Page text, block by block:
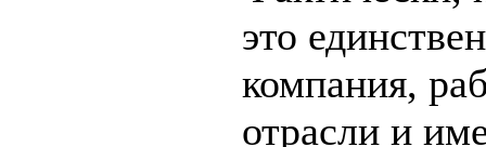
это
компания,
отрасли и